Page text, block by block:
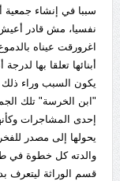
سببا في إنشاء جمعية
اغرورقت عيناه
أبنائها تعلقا بها
يكون السبب وراء ذلك
"ابن الخرسة" تلك
إحدى المشاجرات
يحولها إلى مصدر
والدته كل خطوة في
قسم الوراثة ليتعرف